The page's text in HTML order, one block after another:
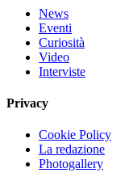
News
Eventi
Curiosità
Video
Interviste
Privacy
Cookie Policy
La redazione
Photogallery